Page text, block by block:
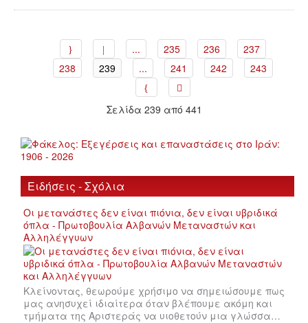
... 235 236
237
238
239 ... 241 242 243
Σελίδα 239 από 441
Ειδήσεις - Σχόλια
Οι μετανάστες δεν είναι πιόνια, δεν είναι υβριδικά
όπλα - Πρωτοβουλία Αλβανών Μεταναστών και
Αλληλέγγυων
Κλείνοντας, θεωρούμε χρήσιμο να σημειώσουμε πως
μας ανησυχεί ιδιαίτερα όταν βλέπουμε ακόμη και
τμήματα της Αριστεράς να υιοθετούν μια γλώσσα…